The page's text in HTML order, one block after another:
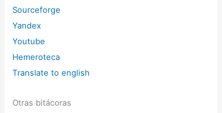
Sourceforge
Yandex
Youtube
Hemeroteca
Translate to english
Otras bitácoras